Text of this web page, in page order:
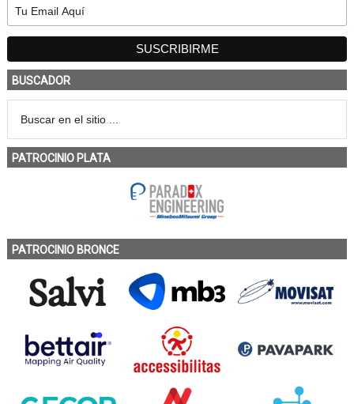
BUSCADOR
PATROCINIO PLATA
PATROCINIO BRONCE